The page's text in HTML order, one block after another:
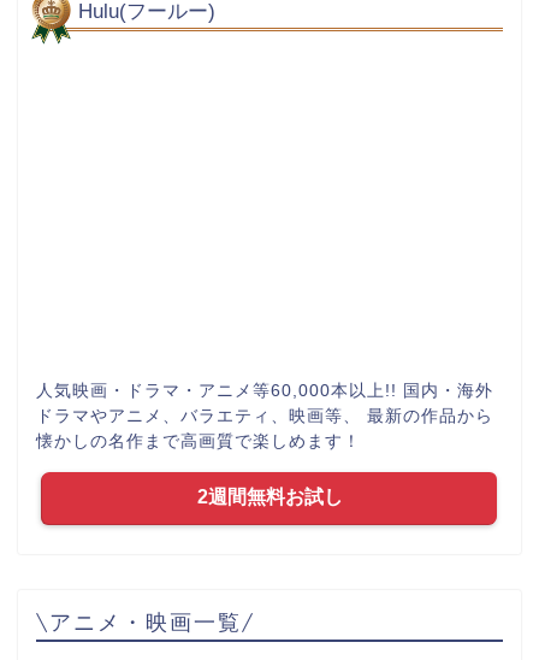
Hulu(フールー)
人気映画・ドラマ・アニメ等60,000本以上!! 国内・海外
ドラマやアニメ、バラエティ、映画等、 最新の作品から
懐かしの名作まで高画質で楽しめます！
2週間無料お試し
\アニメ・映画一覧/